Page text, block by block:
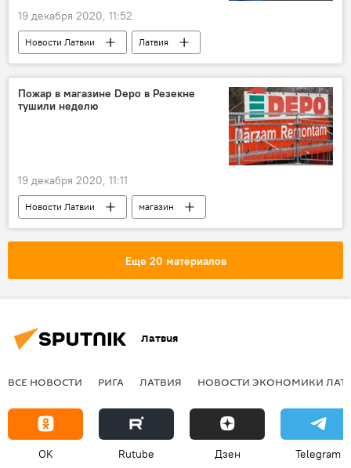
19 декабря 2020, 11:52
Новости Латвии
Латвия
коронавирус
тест
Пожар в магазине Depo в Резекне
тушили неделю
19 декабря 2020, 11:11
Новости Латвии
магазин
пожарные
Еще 20 материалов
Латвия
ВСЕ НОВОСТИ РИГА ЛАТВИЯ НОВОСТИ ЭКОНОМИКИ
OK Rutube Дзен Telegram